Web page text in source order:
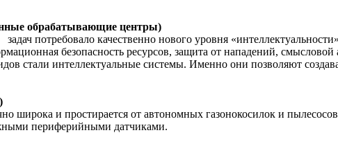
обрабатывающие центры)
потребовало качественно нового уровня
безопасность ресурсов, защита от нападений,
стали интеллектуальные системы. Именно они позволяют
широка и простирается от автономных газонокосилок и
периферийными датчиками.